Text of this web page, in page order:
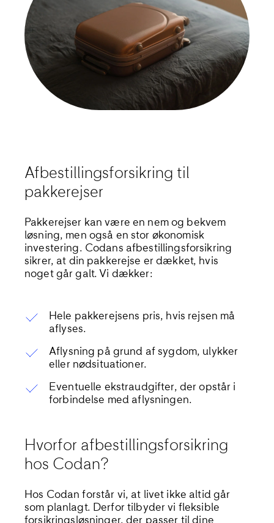
Afbestillingsforsikring til
pakkerejser
Pakkerejser kan være en nem og bekvem
løsning, men også en stor økonomisk
investering. Codans afbestillingsforsikring
sikrer, at din pakkerejse er dækket, hvis
noget går galt. Vi dækker:
Hele pakkerejsens pris, hvis rejsen må
aflyses.
Aflysning på grund af sygdom, ulykker
eller nødsituationer.
Eventuelle ekstraudgifter, der opstår i
forbindelse med aflysningen.
Hvorfor afbestillingsforsikring
hos Codan?
Hos Codan forstår vi, at livet ikke altid går
som planlagt. Derfor tilbyder vi fleksible